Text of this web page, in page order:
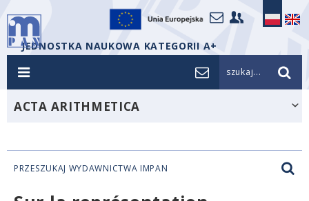
JEDNOSTKA NAUKOWA KATEGORII A+
szukaj...
ACTA ARITHMETICA
PRZESZUKAJ WYDAWNICTWA IMPAN